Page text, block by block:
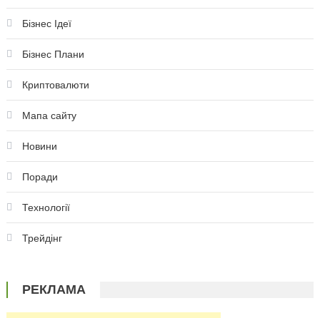
Бізнес Ідеї
Бізнес Плани
Криптовалюти
Мапа сайту
Новини
Поради
Технології
Трейдінг
РЕКЛАМА